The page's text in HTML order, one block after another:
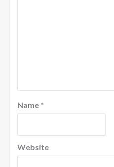
Name *
Website